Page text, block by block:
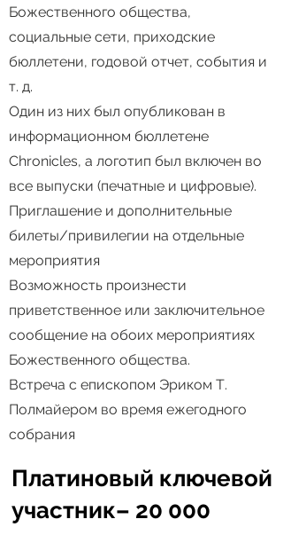
Божественного общества,
социальные сети, приходские
бюллетени, годовой отчет, события и
т. д.
Один из них был опубликован в
информационном бюллетене
Chronicles, а логотип был включен во
все выпуски (печатные и цифровые).
Приглашение и дополнительные
билеты/привилегии на отдельные
мероприятия
Возможность произнести
приветственное или заключительное
сообщение на обоих мероприятиях
Божественного общества.
Встреча с епископом Эриком Т.
Полмайером во время ежегодного
собрания
Платиновый ключевой
участник– 20 000